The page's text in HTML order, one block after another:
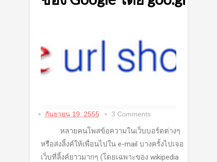
กันยายน 19, 2555 3 Comments
หลายคนโพสข้อความในเว็บบอร์ดต่างๆ
หรือส่งลิ้งค์ให้เพื่อนไปใน e-mail บางครั้งไปเจอ
เว็บที่ลิ้งค์ยาวมากๆ (โดยเฉพาะของ wikipedia